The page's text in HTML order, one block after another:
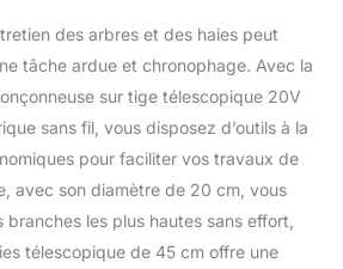
des arbres et des haies peut
tâche ardue et chronophage. Avec la
sur tige télescopique 20V
sans fil, vous disposez d’outils à la
pour faciliter vos travaux de
avec son diamètre de 20 cm, vous
branches les plus hautes sans effort,
télescopique de 45 cm offre une